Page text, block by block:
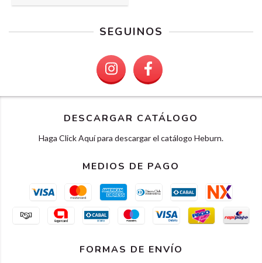
SEGUINOS
DESCARGAR CATÁLOGO
Haga Click Aquí para descargar el catálogo Heburn.
MEDIOS DE PAGO
FORMAS DE ENVÍO